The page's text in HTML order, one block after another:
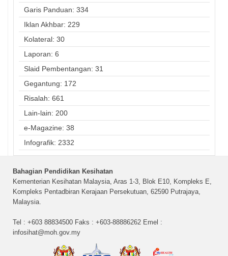
Garis Panduan: 334
Iklan Akhbar: 229
Kolateral: 30
Laporan: 6
Slaid Pembentangan: 31
Gegantung: 172
Risalah: 661
Lain-lain: 200
e-Magazine: 38
Infografik: 2332
Bahagian Pendidikan Kesihatan
Kementerian Kesihatan Malaysia, Aras 1-3, Blok E10, Kompleks E,
Kompleks Pentadbiran Kerajaan Persekutuan, 62590 Putrajaya,
Malaysia.
Tel : +603 88834500 Faks : +603-88886262 Emel :
infosihat@moh.gov.my